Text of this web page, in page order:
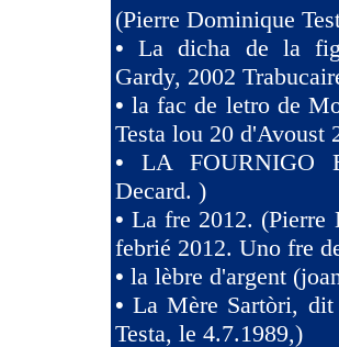
(Pierre Dominique
•La dicha de la
Gardy, 2002
•la fac de letro de
Testa lou 20 d'Avoust
• LA FOURNIGO
Decard. )
•La fre 2012. (Pierre
febrié 2012. Uno fre
• la lèbre d'argent
•La Mère Sartòri,
Testa, le 4.7.1989,)